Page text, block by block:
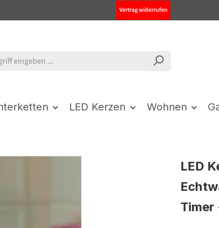
Vertrag widerrufen
LED Kerzen Wohnen
LED
Timer